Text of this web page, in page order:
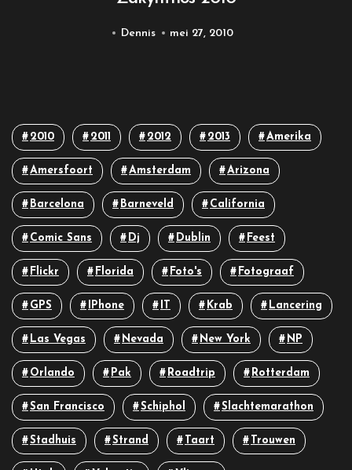
Dennis mei 27, 2010
2010 2011 2012 2013 Amerika
Amersfoort Amsterdam Arizona
Barcelona Barneveld California
Comic Sans Dj Dublin Feest
Flickr Florida Foto's Fotograaf
GPS IPhone Krab Lancering
Las Vegas Nevada New York NP
Orlando Pak Roadtrip Rotterdam
San Francisco Schiphol Slachtemarathon
Stadhuis Strand Taart Trouwen